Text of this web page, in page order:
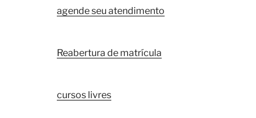
agende seu atendimento
Reabertura de matrícula
cursos livres